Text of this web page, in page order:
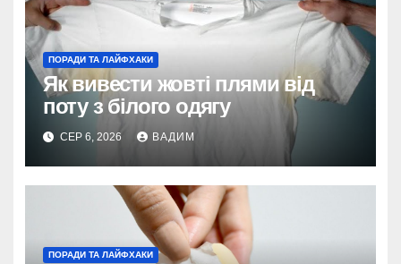
ПОРАДИ ТА ЛАЙФХАКИ
Як вивести жовті плями від
поту з білого одягу
СЕР 6, 2026 ВАДИМ
ПОРАДИ ТА ЛАЙФХАКИ